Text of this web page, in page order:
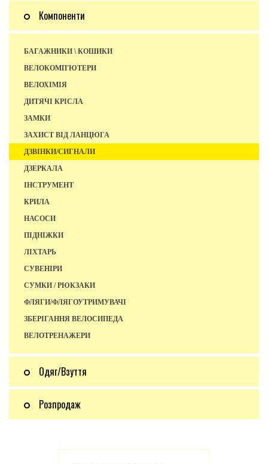
Компоненти
БАГАЖНИКИ \ КОШИКИ
ВЕЛОКОМП'ЮТЕРИ
ВЕЛОХІМІЯ
ДИТЯЧІ КРІСЛА
ЗАМКИ
ЗАХИСТ ВІД ЛАНЦЮГА
ДЗВІНКИ/СИГНАЛИ
ДЗЕРКАЛА
ІНСТРУМЕНТ
КРИЛА
НАСОСИ
ПІДНІЖКИ
ЛІХТАРЬ
СУВЕНІРИ
СУМКИ / РЮКЗАКИ
ФЛЯГИ/ФЛЯГОУТРИМУВАЧІ
ЗБЕРІГАННЯ ВЕЛОСИПЕДА
ВЕЛОТРЕНАЖЕРИ
Одяг/Взуття
Розпродаж